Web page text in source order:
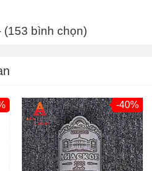
(153 bình chọn)
-40%